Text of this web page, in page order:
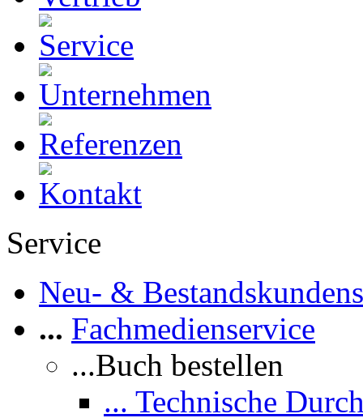
Service
Neu- &
... Fachmedienservice
...Buch bestellen
... Technische